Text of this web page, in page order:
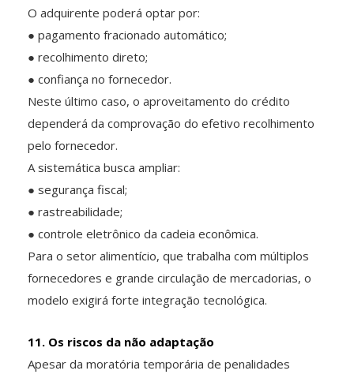
O adquirente poderá optar por:
● pagamento fracionado automático;
● recolhimento direto;
● confiança no fornecedor.
Neste último caso, o aproveitamento do crédito
dependerá da comprovação do efetivo recolhimento
pelo fornecedor.
A sistemática busca ampliar:
● segurança fiscal;
● rastreabilidade;
● controle eletrônico da cadeia econômica.
Para o setor alimentício, que trabalha com múltiplos
fornecedores e grande circulação de mercadorias, o
modelo exigirá forte integração tecnológica.
11. Os riscos da não adaptação
Apesar da moratória temporária de penalidades